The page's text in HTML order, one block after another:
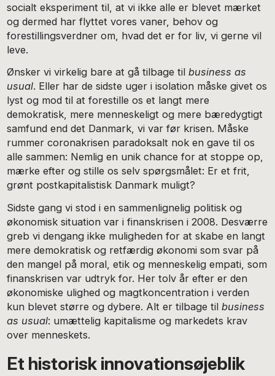
socialt eksperiment til, at vi ikke alle er blevet mærket
og dermed har flyttet vores vaner, behov og
forestillingsverdner om, hvad det er for liv, vi gerne vil
leve.
Ønsker vi virkelig bare at gå tilbage tilbusiness as
usual. Eller har de sidste uger i isolation måske givet os
lyst og mod til at forestille os et langt mere
demokratisk, mere menneskeligt og mere bæredygtigt
samfund end det Danmark, vi var før krisen. Måske
rummer coronakrisen paradoksalt nok en gave til os
alle sammen: Nemlig en unik chance for at stoppe op,
mærke efter og stille os selv spørgsmålet: Er et frit,
grønt postkapitalistisk Danmark muligt?
Sidste gang vi stod i en sammenlignelig politisk og
økonomisk situation var i finanskrisen i 2008. Desværre
greb vi dengang ikke muligheden for at skabe en langt
mere demokratisk og retfærdig økonomi som svar på
den mangel på moral, etik og menneskelig empati, som
finanskrisen var udtryk for. Her tolv år efter er den
økonomiske ulighed og magtkoncentration i verden
kun blevet større og dybere. Alt er tilbage tilbusiness
as usual: umættelig kapitalisme og markedets krav
over menneskets.
Et historisk innovationsøjeblik